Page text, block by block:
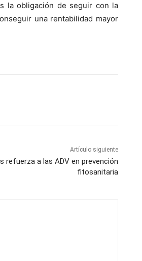
la obligación de seguir con la
una rentabilidad mayor
Artículo siguiente
refuerza a las ADV en prevención
fitosanitaria